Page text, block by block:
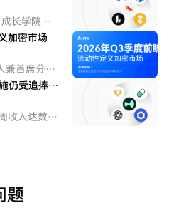
长学院推
加密市场
兼首席分析
五期，并以
重定价下
球流动性
资产走势
仍受追捧，
收入达数百
题